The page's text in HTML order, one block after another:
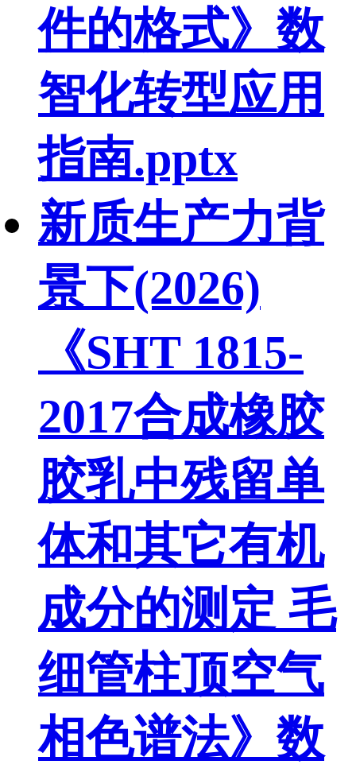
件的格式》数
智化转型应用
指南.pptx
新质生产力背
景下(2026)
《SHT 1815-
2017合成橡胶
胶乳中残留单
体和其它有机
成分的测定 毛
细管柱顶空气
相色谱法》数